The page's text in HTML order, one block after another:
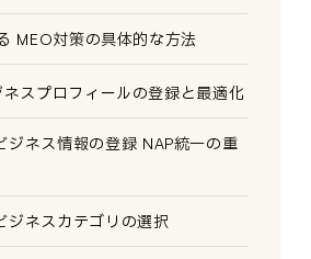
MEO対策の具体的な方法
スプロフィールの登録と最適化
ジネス情報の登録 NAP統一の重
ジネスカテゴリの選択